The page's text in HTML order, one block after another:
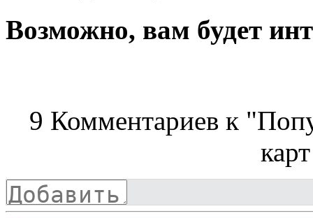
Возможно, вам будет
9 Комментариев к